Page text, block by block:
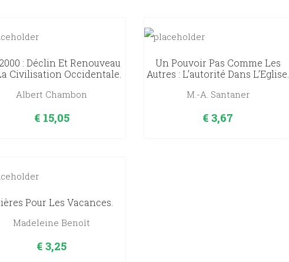
: Déclin Et Renouveau
Civilisation Occidentale.
Albert Chambon
€15,05
Un Pouvoir Pas Comme Les
Autres : L’autorité Dans L’Eglise.
M.-A. Santaner
€ 3,67
Pour Les Vacances.
Madeleine Benoît
€ 3,25